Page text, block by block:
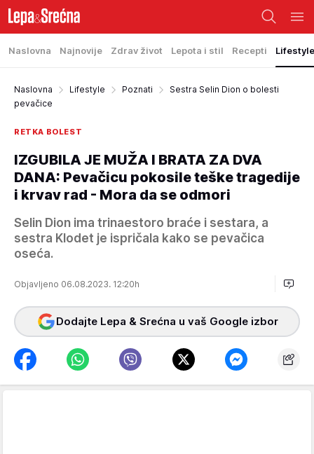
Naslovna Najnovije Zdrav život Lepota i stil Recepti Lifestyle
Naslovna Lifestyle Poznati
Sestra Selin Dion o bolesti
pevačice
RETKA BOLEST
IZGUBILA JE MUŽA I BRATA ZA DVA
DANA: Pevačicu pokosile teške tragedije
i krvav rad - Mora da se odmori
Selin Dion ima trinaestoro braće i sestara, a
sestra Klodet je ispričala kako se pevačica
oseća.
Objavljeno 06.08.2023. 12:20h
Dodajte Lepa & Srećna u vaš Google izbor